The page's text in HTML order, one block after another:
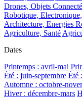
Drones, Objets
Robotique,
Architecture, Energies
Agriculture, Santé
Dates
Printemps : avril-mai
Été : juin-septembre Été
Automne : octobre-
Hiver : décembre-mars